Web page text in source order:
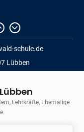
schule.de
Lübben
Lehrkräfte, Ehemalige